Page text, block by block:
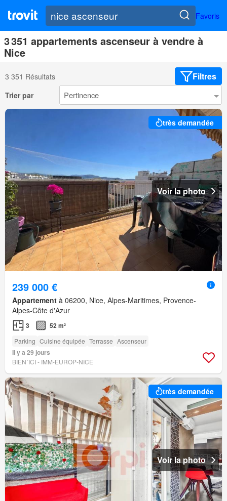
Favoris
3 351 appartements ascenseur à vendre à
Nice
3 351 Résultats Filtres
Trier par
très demandée
Voir la photo
239 000 €
Appartement à 06200, Nice, Alpes-Maritimes, Provence-
Alpes-Côte d'Azur
3 52 m²
Parking Cuisine équipée Terrasse Ascenseur
Il y a 29 jours
BIEN´ICI - IMM-EUROP-NICE
très demandée
Voir la photo